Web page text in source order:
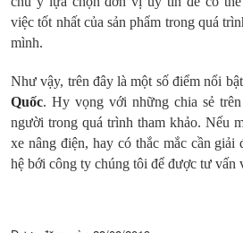
việc tốt nhất của sản phẩm trong quá
mình.
Như vậy, trên đây là một số điểm nổi
Quốc. Hy vọng với những chia sẻ
người trong quá trình tham khảo. Nếu
xe nâng điện, hay có thắc mắc cần giải
hệ bới công ty chúng tôi để được tư vấn